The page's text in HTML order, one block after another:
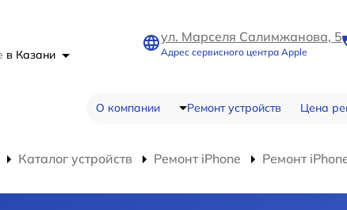
в Казани
ул. Марселя Салимжанова, 5
Адрес сервисного центра Apple
О компании Ремонт устройств Цена
Каталог устройств Ремонт iPhone Ремонт